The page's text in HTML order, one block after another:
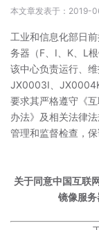
本文章发表于：2019-
工业和信息化部日
务器（F、I、K、L
该中心负责运行、
JX0003I、
要求其严格遵守《
办法》及相关法律
管理和监督检查，
关于同意中国互联
镜像服